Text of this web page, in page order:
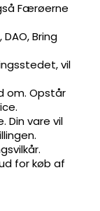
Færøerne
Bring
vil
om. Opstår
Din vare vil
for køb af